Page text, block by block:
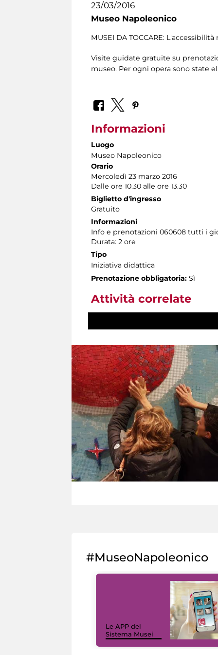
23/03/2016
Museo Napoleonico
MUSEI DA TOCCARE:
Visite guidate gratuite su
museo. Per ogni opera sono state
Informazioni
Luogo
Museo Napoleonico
Orario
Mercoledì 23 marzo 2016
Dalle ore 10.30 alle ore 13.30
Biglietto d'ingresso
Gratuito
Informazioni
Info e prenotazioni 060608 tutti i
Durata: 2 ore
Tipo
Iniziativa didattica
Prenotazione obbligatoria: Sì
Attività correlate
#MuseoNapoleonico
Le APP del
Sistema Musei